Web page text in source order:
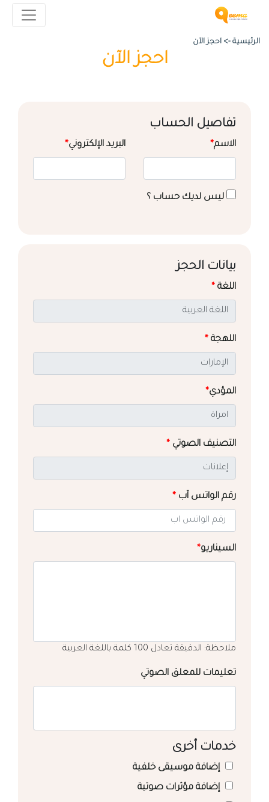
الرئيسية -> احجز الآن
احجز الآن
تفاصيل الحساب
الاسم* البريد الإلكتروني*
ليس لديك حساب ؟
بيانات الحجز
اللغة *
اللهجة *
المؤدي*
التصنيف الصوتي *
رقم الواتس آب *
السيناريو*
ملاحظة: الدقيقة تعادل 100 كلمة باللغة العربية
تعليمات للمعلق الصوتي
خدمات أخرى
إضافة موسيقى خلفية
إضافة مؤثرات صوتية